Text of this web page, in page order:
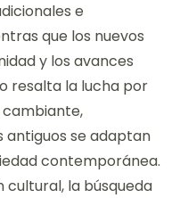
e
que los nuevos
y los avances
resalta la lucha por
cambiante,
se adaptan
contemporánea.
cultural, la búsqueda